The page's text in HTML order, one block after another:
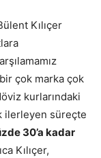
Kılıçer
çok marka çok
kurlarındaki
ilerleyen süreçte
30’a kadar
Kılıçer,